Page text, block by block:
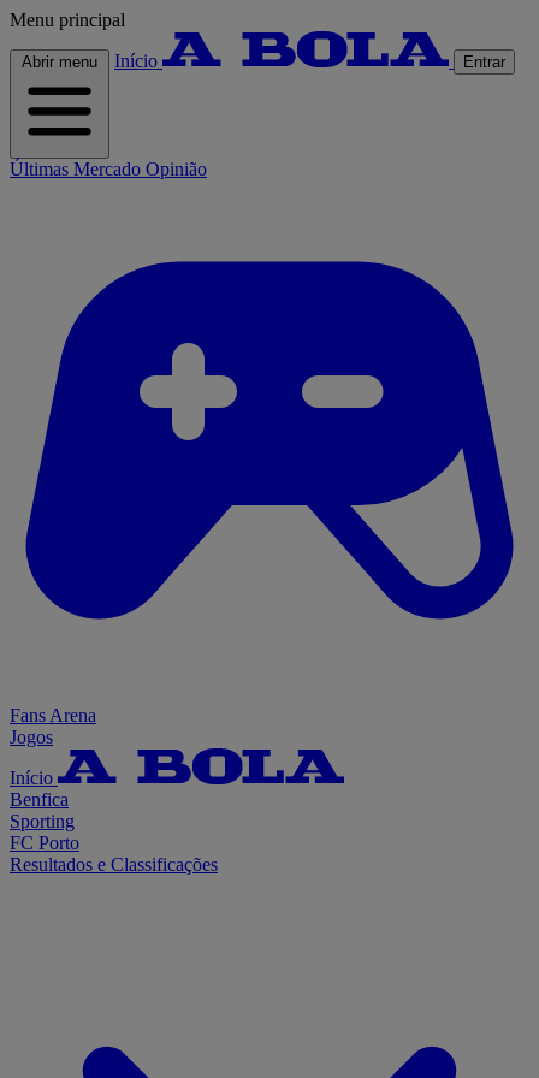
Menu principal
Abrir menu Início Entrar
Últimas Mercado Opinião
Fans Arena
Jogos
Início
Benfica
Sporting
FC Porto
Resultados e Classificações